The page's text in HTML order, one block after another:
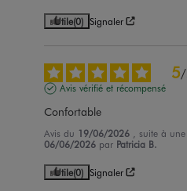
Utile(0) Signaler
5/
Avis vérifié et récompensé
Confortable
Avis du 19/06/2026
, suite à
06/06/2026 par Patricia B.
Utile(0) Signaler